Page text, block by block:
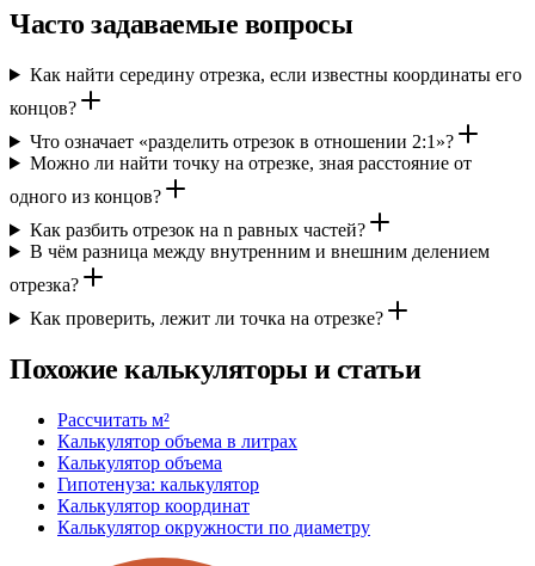
Часто задаваемые вопросы
Как найти середину отрезка, если известны координаты его
концов?
Что означает «разделить отрезок в отношении 2:1»?
Можно ли найти точку на отрезке, зная расстояние от
одного из концов?
Как разбить отрезок на n равных частей?
В чём разница между внутренним и внешним делением
отрезка?
Как проверить, лежит ли точка на отрезке?
Похожие калькуляторы и статьи
Рассчитать м²
Калькулятор объема в литрах
Калькулятор объема
Гипотенуза: калькулятор
Калькулятор координат
Калькулятор окружности по диаметру